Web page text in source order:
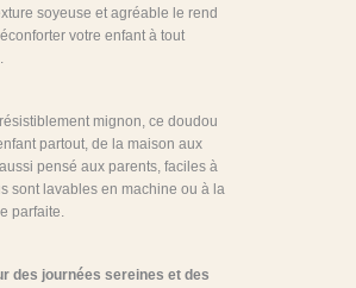
soyeuse et agréable le rend
votre enfant à tout
mignon, ce doudou
partout, de la maison aux
pensé aux parents, faciles à
sont lavables en machine ou à la
parfaite.
des journées sereines et des